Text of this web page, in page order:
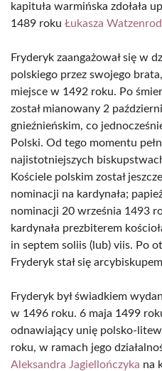
kapituła warmińska zdołała
1489 roku Łukasza
Fryderyk zaangażował się w
polskiego przez swojego brata,
miejsce w 1492 roku. Po
został mianowany 2
gnieźnieńskim, co
Polski. Od tego momentu
najistotniejszych
Kościele polskim został
nominacji na kardynała;
nominacji 20 września 1493
kardynała prezbiterem
in septem soliis (lub) viis. Po
Fryderyk stał się
Fryderyk był świadkiem
w 1496 roku. 6 maja 1499
odnawiający unię polsko-
roku, w ramach jego
Aleksandra Jagiellończyka na